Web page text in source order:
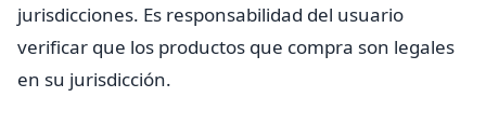
jurisdicciones. Es responsabilidad del usuario
verificar que los productos que compra son legales
en su jurisdicción.